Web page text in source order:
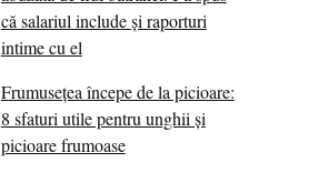
că salariul include și raporturi
intime cu el
Frumusețea începe de la picioare:
8 sfaturi utile pentru unghii și
picioare frumoase